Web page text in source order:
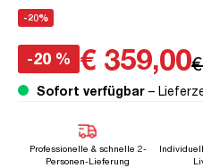
-20%
-20 % € 359,00
Sofort verfügbar –
Professionelle & schnelle 2-
Personen-Lieferung